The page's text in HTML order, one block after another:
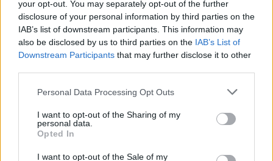
your opt-out. You may separately opt-out of the further
disclosure of your personal information by third parties on the
IAB’s list of downstream participants. This information may
also be disclosed by us to third parties on the IAB’s List of
Downstream Participants that may further disclose it to other
Please note that this website/app uses one or more Google
not limited to your visit or usage behaviour. You may click to
grant or deny consent to Google and its third-party tags to
use your data for below specified purposes in below Google
consent section.
Personal Data Processing Opt Outs
I want to opt-out of the Sharing of my
personal data.
Opted In
I want to opt-out of the Sale of my
Az Arkane két álomprojektről csúszott le,
mielőtt megalkotta Dunwallt.
Dishonoredma már a modern immersive simek egyik
alapjátéka, de nagyon kevésen múlt, hogy Corvo Attano,
Dunwall patkányoktól ellepett utcái és a játékos
szabadságára építő lopakodás soha ne szülessen meg